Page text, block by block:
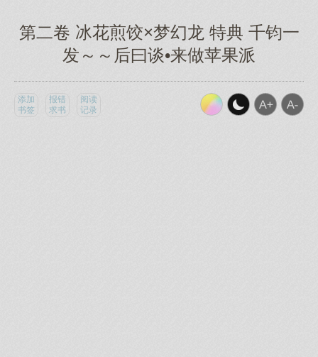
第二卷 冰花煎饺×梦幻龙 特典 千钧一
发～～后曰谈•来做苹果派
添加
书签
报错
求书
阅读
记录